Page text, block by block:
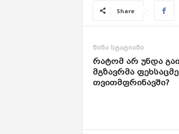
Share
წინა სტატიაში
რატომ არ უნდა
მგზავრმა
თვითმფრინავში?